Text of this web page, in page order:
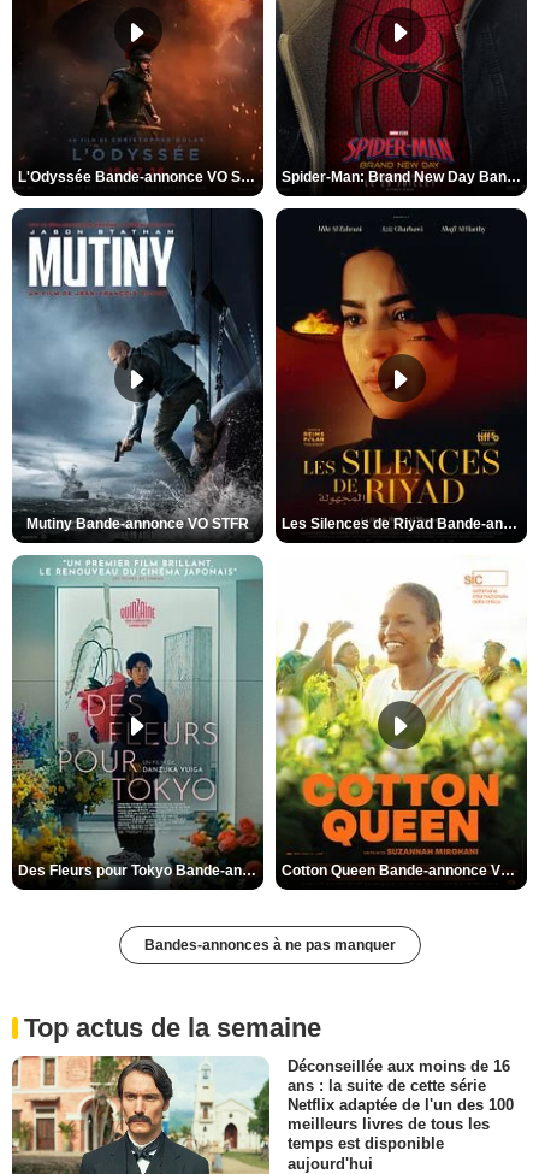
L'Odyssée Bande-annonce VO STFR Spider-Man: Brand New Day Bande-annonce VO STFR
Mutiny Bande-annonce VO STFR Les Silences de Riyad Bande-annonce VO STFR
Des Fleurs pour Tokyo Bande-annonce VO STFR Cotton Queen Bande-annonce VO STFR
Bandes-annonces à ne pas manquer
Top actus de la semaine
Déconseillée aux moins de 16
ans : la suite de cette série
Netflix adaptée de l'un des 100
meilleurs livres de tous les
temps est disponible
aujourd'hui